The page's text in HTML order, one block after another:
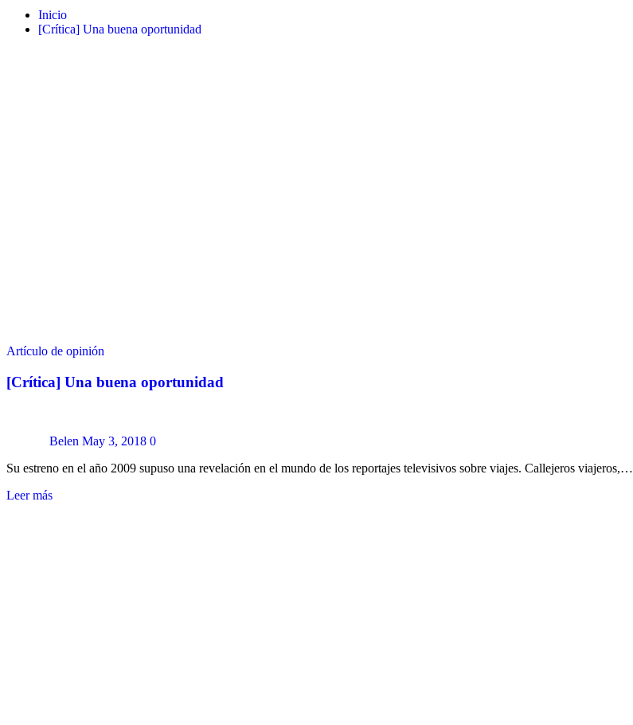
Inicio
[Crítica] Una buena oportunidad
Artículo de opinión
[Crítica] Una buena oportunidad
Belen May 3, 2018 0
Su estreno en el año 2009 supuso una revelación en el mundo de los reportajes televisivos sobre viajes. Callejeros viajeros,…
Leer más